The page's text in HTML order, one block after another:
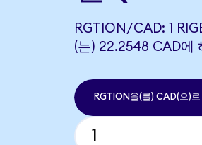
RGTION/CAD: 1
(는) 22.2548 CAD에
RGTION을(를) CAD(으)로